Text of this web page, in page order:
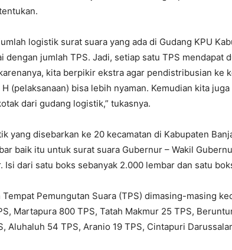
logistik surat suara yang ada di Gudang KPU
dengan jumlah TPS. Jadi, setiap satu TPS mendapat
kita berpikir ekstra agar pendistribusian ke
(pelaksanaan) bisa lebih nyaman. Kemudian kita
dari gudang logistik,” tukasnya.
yang disebarkan ke 20 kecamatan di Kabupaten
baik itu untuk surat suara Gubernur – Wakil
Isi dari satu boks sebanyak 2.000 lembar dan satu
Pemungutan Suara (TPS) dimasing-masing
Martapura 800 TPS, Tatah Makmur 25 TPS,
Aluhaluh 54 TPS, Aranio 19 TPS, Cintapuri